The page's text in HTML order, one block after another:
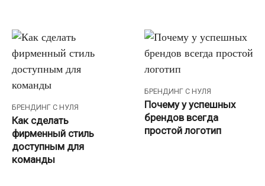
БРЕНДИНГ С НУЛЯ
Как сделать
фирменный стиль
доступным для
команды
БРЕНДИНГ С НУЛЯ
Почему у успешных
брендов всегда
простой логотип